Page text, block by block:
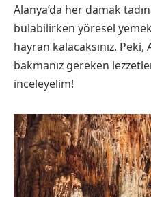
Alanya’da her damak
bulabilirken yöresel
hayran kalacaksınız. Peki,
bakmanız gereken
inceleyelim!